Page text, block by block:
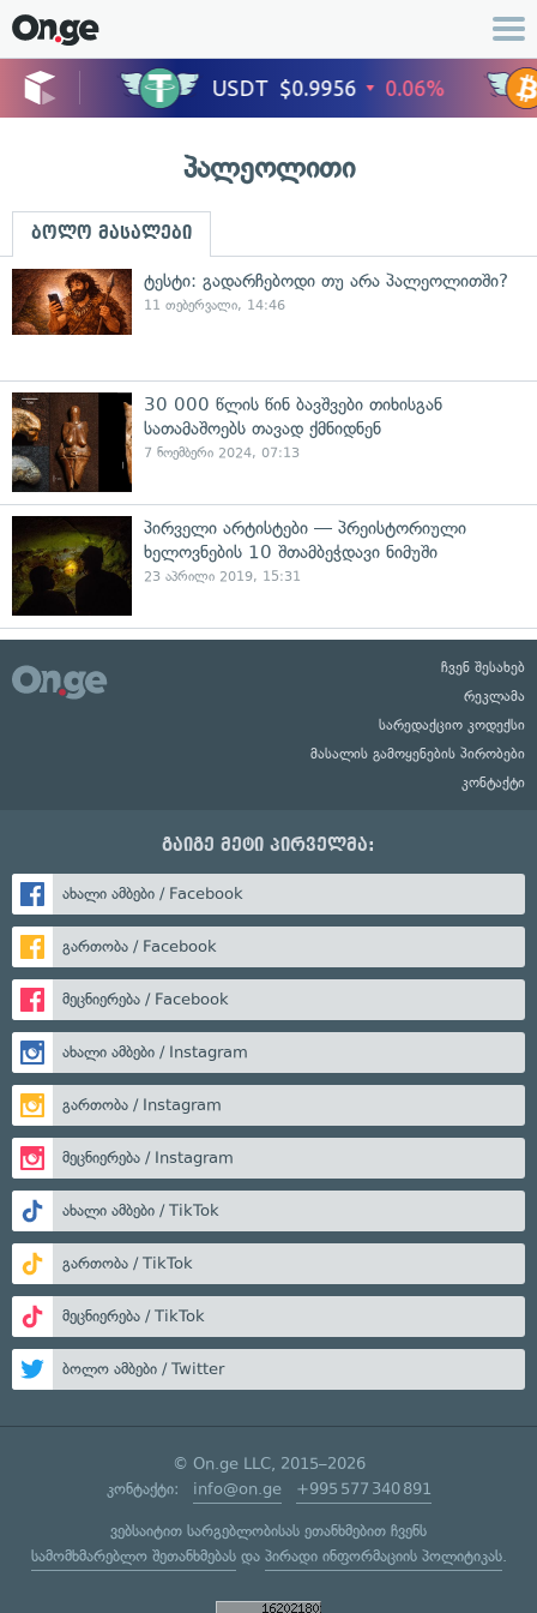
პალეოლითი
ბოლო მასალები
ტესტი: გადარჩებოდი თუ არა პალეოლითში?
11 თებერვალი, 14:46
30 000 წლის წინ ბავშვები თიხისგან
სათამაშოებს თავად ქმნიდნენ
7 ნოემბერი 2024, 07:13
პირველი არტისტები — პრეისტორიული
ხელოვნების 10 შთამბეჭდავი ნიმუში
23 აპრილი 2019, 15:31
ჩვენ შესახებ
რეკლამა
სარედაქციო კოდექსი
მასალის გამოყენების პირობები
კონტაქტი
გაიგე მეტი პირველმა:
ახალი ამბები / Facebook
გართობა / Facebook
მეცნიერება / Facebook
ახალი ამბები / Instagram
გართობა / Instagram
მეცნიერება / Instagram
ახალი ამბები / TikTok
გართობა / TikTok
მეცნიერება / TikTok
ბოლო ამბები / Twitter
© On.ge LLC, 2015–2026
კონტაქტი: info@on.ge +995 577 340 891
ვებსაიტით სარგებლობისას ეთანხმებით ჩვენს
სამომხმარებლო შეთანხმებასდა პირადი ინფორმაციის პოლიტიკას.